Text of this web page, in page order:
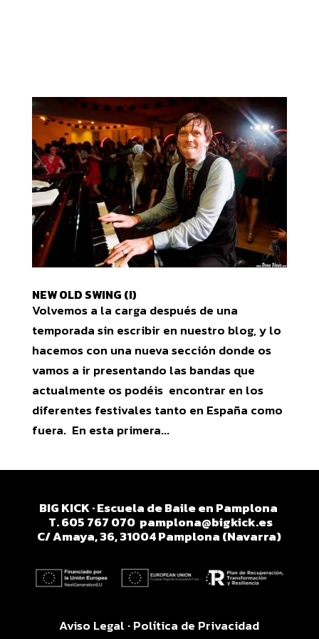
NEW OLD SWING (I)
Volvemos a la carga después de una
temporada sin escribir en nuestro blog, y lo
hacemos con una nueva sección donde os
vamos a ir presentando las bandas que
actualmente os podéis encontrar en los
diferentes festivales tanto en España como
fuera. En esta primera...
BIG KICK · Escuela de Baile en Pamplona
T. 605 767 070 pamplona@bigkick.es
C/ Amaya, 36, 31004 Pamplona (Navarra)
Aviso Legal ·Política de Privacidad